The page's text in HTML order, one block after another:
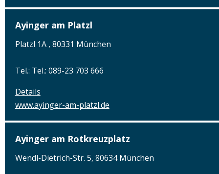
Ayinger am Platzl
Platzl 1A , 80331 München
Tel.: Tel.: 089-23 703 666
Details
www.ayinger-am-platzl.de
Ayinger am Rotkreuzplatz
Wendl-Dietrich-Str. 5, 80634 München